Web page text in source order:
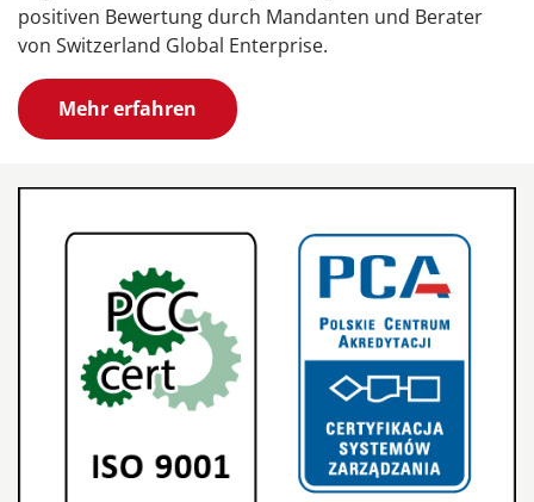
positiven Bewertung durch Mandanten und Berater
von Switzerland Global Enterprise.
Mehr erfahren